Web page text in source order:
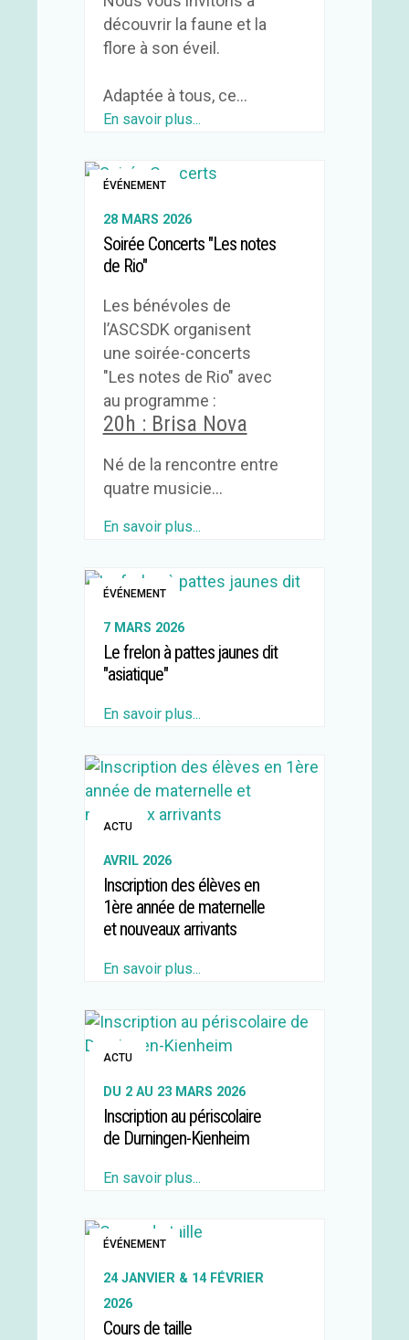
découvrir la faune et la
flore à son éveil.
Adaptée à tous, ce...
En savoir plus...
Soirée Concerts "Les notes
de Rio"
ÉVÉNEMENT
28 MARS 2026
Les bénévoles de
l’ASCSDK organisent
une soirée-concerts
"Les notes de Rio" avec
au programme :
20h : Brisa Nova
Né de la rencontre entre
quatre musicie...
En savoir plus...
Le frelon à pattes jaunes dit
"asiatique"
ÉVÉNEMENT
7 MARS 2026
En savoir plus...
Inscription des élèves en
1ère année de maternelle
et nouveaux arrivants
ACTU
AVRIL 2026
En savoir plus...
Inscription au périscolaire
de Durningen-Kienheim
ACTU
DU 2 AU 23 MARS 2026
En savoir plus...
Cours de taille
ÉVÉNEMENT
24 JANVIER & 14 FÉVRIER
2026